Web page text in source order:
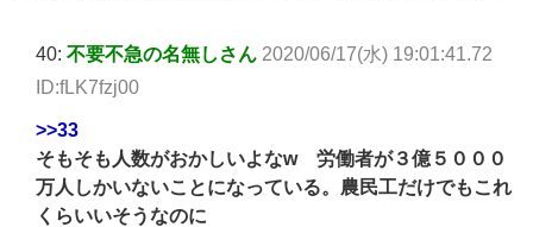
40: 不要不急の名無しさん 2020/06/17(水) 19:01:41.72
ID:fLK7fzj00
>>33
そもそも人数がおかしいよなw 労働者が３億５０００
万人しかいないことになっている。農民工だけでもこれ
くらいいそうなのに